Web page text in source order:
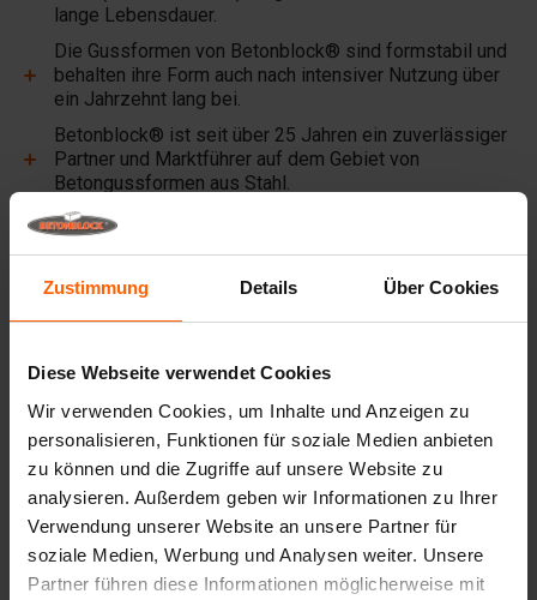
Zustimmung Details Über Cookies
Diese Webseite verwendet Cookies
Wir verwenden Cookies, um Inhalte und Anzeigen zu
personalisieren, Funktionen für soziale Medien anbieten
zu können und die Zugriffe auf unsere Website zu
analysieren. Außerdem geben wir Informationen zu Ihrer
Verwendung unserer Website an unsere Partner für
soziale Medien, Werbung und Analysen weiter. Unsere
Partner führen diese Informationen möglicherweise mit
lange Lebensdauer.
Die Gussformen von Betonblock® sind formstabil und
behalten ihre Form auch nach intensiver Nutzung über
ein Jahrzehnt lang bei.
Betonblock® ist seit über 25 Jahren ein zuverlässiger
Partner und Marktführer auf dem Gebiet von
Betongussformen aus Stahl.
Nützliche Links
Trennwände
Hebezeuge
Handhabungsgeräte
Zubehör
Ersatzteile
Häufig gestellte Fragen